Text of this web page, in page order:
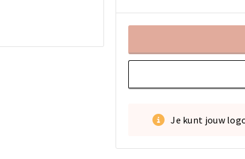
Je kunt jouw